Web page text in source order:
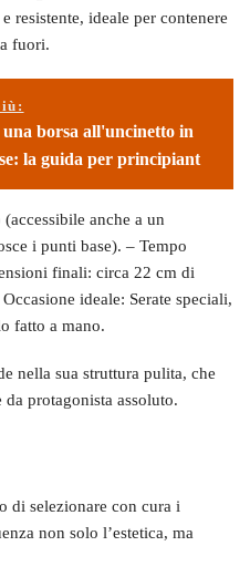
resistente, ideale per contenere
fuori.
una borsa all'uncinetto in
la guida per principiant
anche a un
i punti base). – Tempo
finali: circa 22 cm di
ideale: Serate speciali,
fatto a mano.
nella sua struttura pulita, che
protagonista assoluto.
di selezionare con cura i
non solo l’estetica, ma